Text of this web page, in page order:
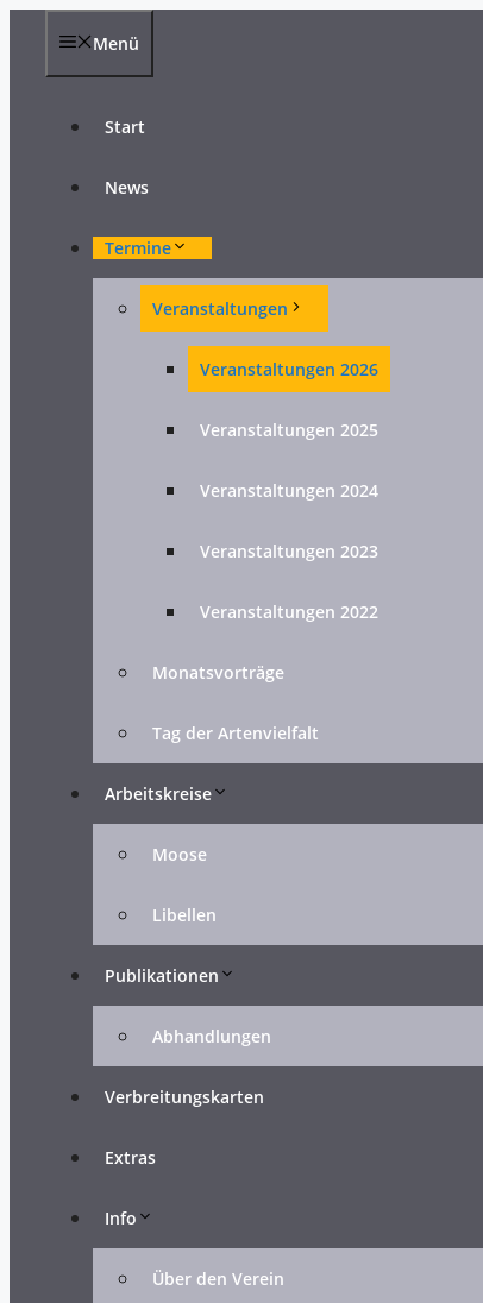
Zum
Menü
Start
News
Termine
Veranstaltungen
Veranstaltungen 2026
Veranstaltungen 2025
Veranstaltungen 2024
Veranstaltungen 2023
Veranstaltungen 2022
Monatsvorträge
Tag der Artenvielfalt
Arbeitskreise
Moose
Libellen
Publikationen
Abhandlungen
Verbreitungskarten
Extras
Info
Über den Verein